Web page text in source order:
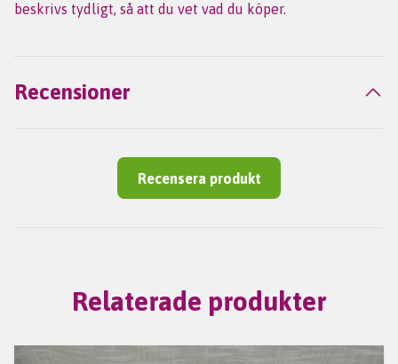
beskrivs tydligt, så att du vet vad du köper.
Recensioner
Recensera produkt
Relaterade produkter